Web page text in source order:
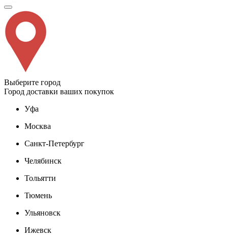
Выберите город
Город доставки ваших покупок
Уфа
Москва
Санкт-Петербург
Челябинск
Тольятти
Тюмень
Ульяновск
Ижевск